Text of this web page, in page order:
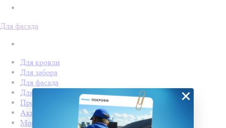
Для фасада
Для кровли
Для забора
Для фасада
Для дачи
Производство Покрофф
Акции
Монтаж
×